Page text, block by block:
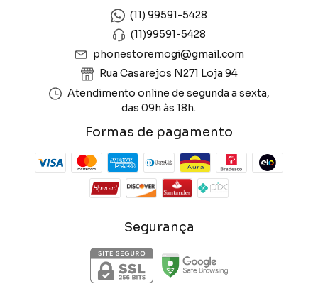
(11) 99591-5428
(11)99591-5428
phonestoremogi@gmail.com
Rua Casarejos N271 Loja 94
Atendimento online de segunda a sexta,
das 09h às 18h.
Formas de pagamento
Segurança